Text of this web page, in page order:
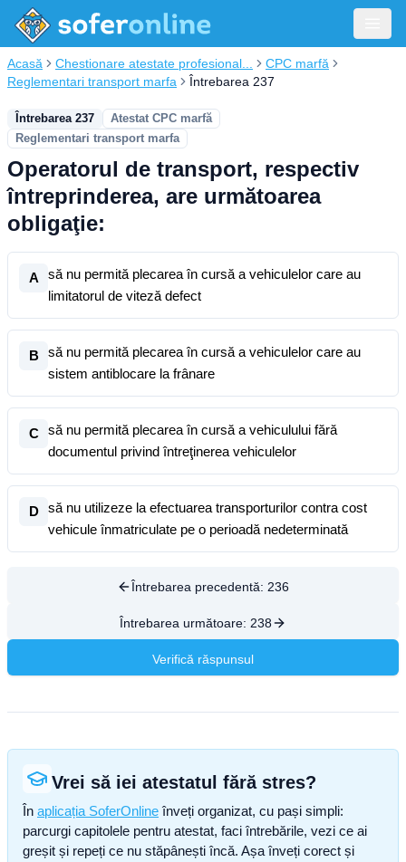
Acasă Chestionare atestate profesional...
CPC marfă
Reglementari transport marfa
Întrebarea 237
Întrebarea 237
Atestat CPC marfă
Reglementari transport marfa
Operatorul de transport, respectiv
întreprinderea, are următoarea
obligaţie:
A
să nu permită plecarea în cursă a vehiculelor care au
limitatorul de viteză defect
B
să nu permită plecarea în cursă a vehiculelor care au
sistem antiblocare la frânare
C
să nu permită plecarea în cursă a vehiculului fără
documentul privind întreţinerea vehiculelor
D
să nu utilizeze la efectuarea transporturilor contra cost
vehicule înmatriculate pe o perioadă nedeterminată
Întrebarea precedentă: 236
Întrebarea următoare: 238
Verifică răspunsul
Vrei să iei atestatul fără stres?
În aplicația SoferOnline înveți organizat, cu pași simpli:
parcurgi capitolele pentru atestat, faci întrebările, vezi ce ai
greșit și repeți ce nu stăpânești încă. Așa înveți corect și